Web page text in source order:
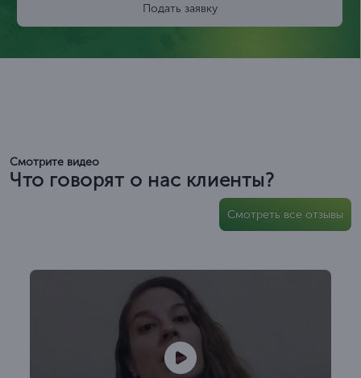
Подать заявку
Смотрите видео
Что говорят о нас клиенты?
Смотреть все отзывы